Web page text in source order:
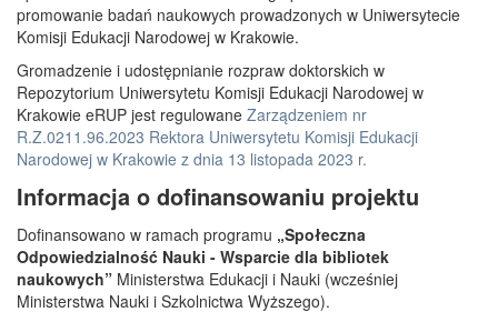
promowanie badań naukowych prowadzonych w Uniwersytecie
Komisji Edukacji Narodowej w Krakowie.
Gromadzenie i udostępnianie rozpraw doktorskich w
Repozytorium Uniwersytetu Komisji Edukacji Narodowej w
Krakowie eRUP jest regulowane Zarządzeniem nr
R.Z.0211.96.2023 Rektora Uniwersytetu Komisji Edukacji
Narodowej w Krakowie z dnia 13 listopada 2023 r.
Informacja o dofinansowaniu projektu
Dofinansowano w ramach programu „Społeczna
Odpowiedzialność Nauki - Wsparcie dla bibliotek
naukowych” Ministerstwa Edukacji i Nauki (wcześniej
Ministerstwa Nauki i Szkolnictwa Wyższego).